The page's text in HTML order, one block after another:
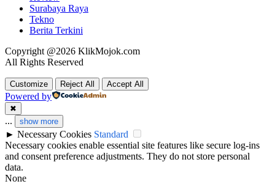
Surabaya Raya
Tekno
Berita Terkini
Copyright @2026 KlikMojok.com
All Rights Reserved
Customize Reject All Accept All
Powered by
✖
... show more
► Necessary Cookies Standard
Necessary cookies enable essential site features like secure log-ins
and consent preference adjustments. They do not store personal
data.
None